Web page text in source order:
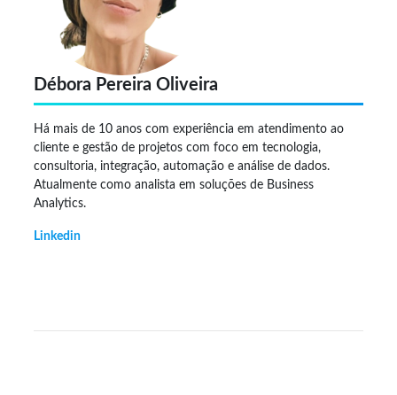
Débora Pereira Oliveira
Há mais de 10 anos com experiência em atendimento ao
cliente e gestão de projetos com foco em tecnologia,
consultoria, integração, automação e análise de dados.
Atualmente como analista em soluções de Business
Analytics.
Linkedin